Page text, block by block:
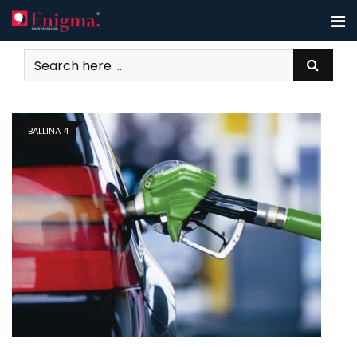
Skip
to
content
BALLINA 4